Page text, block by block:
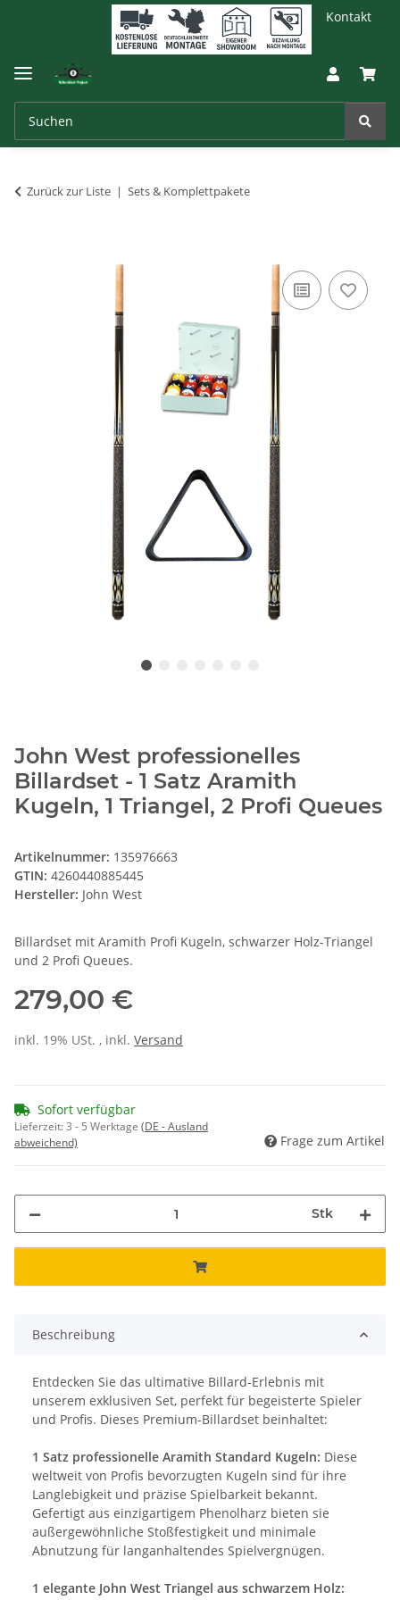
Kontakt
Zurück zur Liste Sets & Komplettpakete
John West professionelles
Billardset - 1 Satz Aramith
Kugeln, 1 Triangel, 2 Profi Queues
Artikelnummer: 135976663
GTIN: 4260440885445
Hersteller: John West
Billardset mit Aramith Profi Kugeln, schwarzer Holz-Triangel
und 2 Profi Queues.
279,00 €
inkl. 19% USt. , inkl. Versand
Sofort verfügbar
Lieferzeit:3 - 5 Werktage (DE - Ausland
abweichend)
Frage zum Artikel
Stk
Beschreibung
Entdecken Sie das ultimative Billard-Erlebnis mit
unserem exklusiven Set, perfekt für begeisterte Spieler
und Profis. Dieses Premium-Billardset beinhaltet:
1 Satz professionelle Aramith Standard Kugeln: Diese
weltweit von Profis bevorzugten Kugeln sind für ihre
Langlebigkeit und präzise Spielbarkeit bekannt.
Gefertigt aus einzigartigem Phenolharz bieten sie
außergewöhnliche Stoßfestigkeit und minimale
Abnutzung für langanhaltendes Spielvergnügen.
1 elegante John West Triangel aus schwarzem Holz: